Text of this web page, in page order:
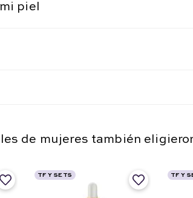
piel
de mujeres también
TF Y SETS TF Y